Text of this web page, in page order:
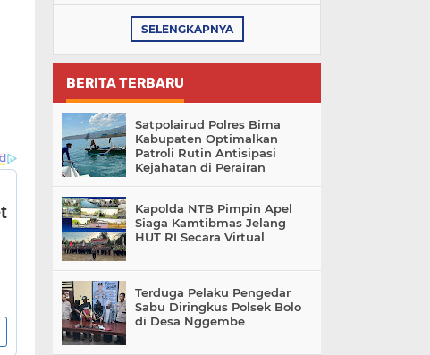
SELENGKAPNYA
BERITA TERBARU
Satpolairud Polres Bima
Kabupaten Optimalkan
Patroli Rutin Antisipasi
Kejahatan di Perairan
Kapolda NTB Pimpin Apel
Siaga Kamtibmas Jelang
HUT RI Secara Virtual
Terduga Pelaku Pengedar
Sabu Diringkus Polsek Bolo
di Desa Nggembe